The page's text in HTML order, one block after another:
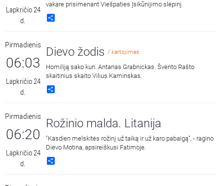
Lapkričio 24
d.
vakare prisimenant Viešpaties Įsikūnijimo slėpinį.
Pirmadienis
06:03
Lapkričio 24
d.
Dievo žodis / kartojimas
Homiliją sako kun. Antanas Grabnickas. Švento Rašto
skaitinius skaito Vilius Kaminskas.
Pirmadienis
06:20
Lapkričio 24
d.
Rožinio malda. Litanija
"Kasdien melskitės rožinį už taiką ir už karo pabaigą", - ragino
Dievo Motina, apsireiškusi Fatimoje.